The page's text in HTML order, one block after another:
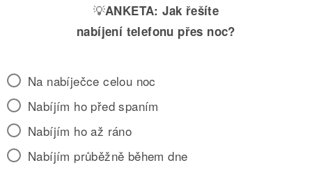
💡ANKETA: Jak řešíte
nabíjení telefonu přes noc?
Na nabíječce celou noc
Nabíjím ho před spaním
Nabíjím ho až ráno
Nabíjím průběžně během dne